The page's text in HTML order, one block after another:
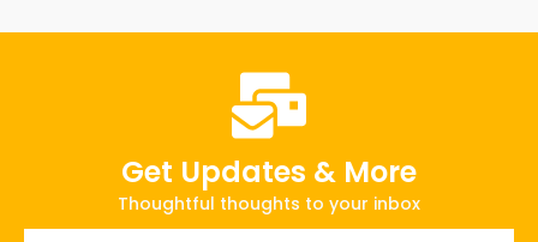
Get Updates & More
Thoughtful thoughts to your inbox